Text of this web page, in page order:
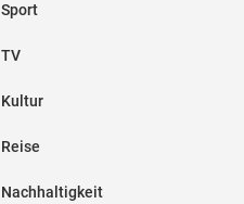
Sport
TV
Kultur
Reise
Nachhaltigkeit